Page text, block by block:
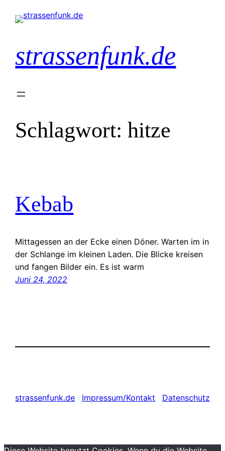
Inhalt
strassenfunk.de
Schlagwort:hitze
Kebab
Mittagessen an der Ecke einen Döner. Warten im in
der Schlange im kleinen Laden. Die Blicke kreisen
und fangen Bilder ein. Es ist warm
Juni 24, 2022
strassenfunk.de Impressum/Kontakt Datenschutz